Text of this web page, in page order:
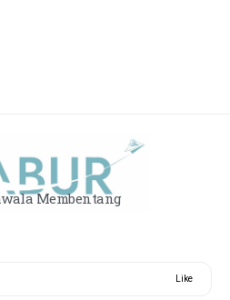
Membentang
Like